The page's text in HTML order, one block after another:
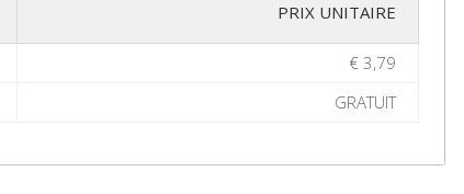
PRIX UNITAIRE
€ 3,79
GRATUIT